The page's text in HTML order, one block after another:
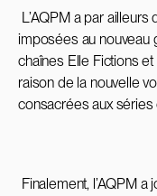
L’AQPM a par
imposées au nouveau
chaînes Elle Fictions
raison de la nouvelle
consacrées aux
Finalement, l’AQPM a